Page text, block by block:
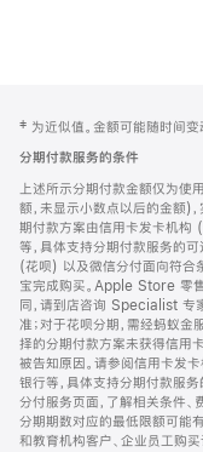
页
页
脚
注
‡ 为近似值。金额可能随时间变
分期付款服务的条件
上述所示分期付款金额仅为使
额，未显示小数点以后的金额)
期付款方案由信用卡发卡机构
等，具体支持分期付款服务的
(花呗) 以及微信分付面向符合
宝完成购买。Apple Store 零
同，请到店咨询 Specialist 专
准；对于花呗分期，需经蚂蚁金
择的分期付款方案未获得信用
被告知原因。请参阅信用卡发
银行等，具体支持分期付款服
分付服务页面，了解相关条件
分期期数对应的最低限额可能
和教育机构客户、企业员工